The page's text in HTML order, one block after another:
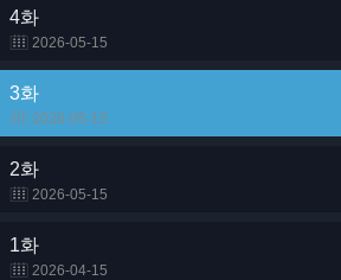
4화
2026-05-15
3화
2026-05-15
2화
2026-05-15
1화
2026-04-15